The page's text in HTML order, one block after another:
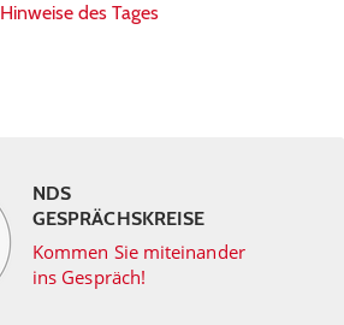
Hinweise des Tages
NDS
GESPRÄCHSKREISE
Kommen Sie miteinander
ins Gespräch!